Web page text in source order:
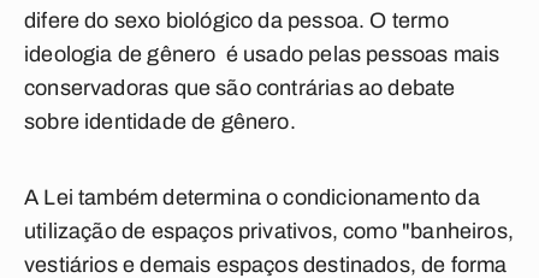
difere do sexo biológico da pessoa. O termo
ideologia de gênero é usado pelas pessoas mais
conservadoras que são contrárias ao debate
sobre identidade de gênero.
A Lei também determina o condicionamento da
utilização de espaços privativos, como "banheiros,
vestiários e demais espaços destinados, de forma